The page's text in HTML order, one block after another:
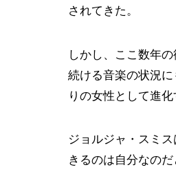
されてきた。
しかし、ここ数年
続ける音楽の状況
りの女性として進化
ジョルジャ・スミ
きるのは自分なの